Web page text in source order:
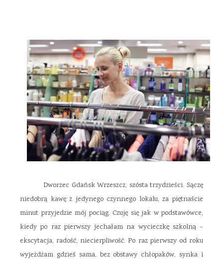
Dworzec Gdańsk Wrzeszcz, szósta trzydzieści. Sączę
niedobrą kawę z jedynego czynnego lokalu, za piętnaście
minut przyjedzie mój pociąg. Czuję się jak w podstawówce,
kiedy po raz pierwszy jechałam na wycieczkę szkolną –
ekscytacja, radość, niecierpliwość. Po raz pierwszy od roku
wyjeżdżam gdzieś sama, bez obstawy chłopaków, synka i